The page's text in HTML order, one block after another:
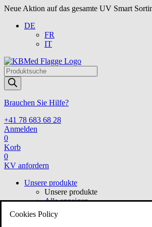
Neue Aktion auf das gesamte UV Smart
DE
FR
IT
Products
search
Brauchen Sie Hilfe?
+41 78 683 68 28
Anmelden
0
Korb
0
KV anfordern
Unsere produkte
Unsere produkte
Alle anzeigen
HNO
Cookies Policy